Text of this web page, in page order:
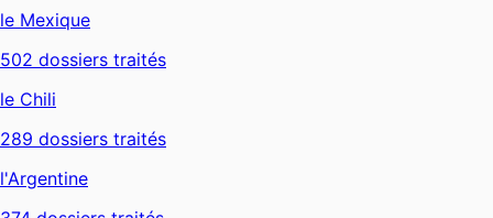
le Mexique
502 dossiers traités
le Chili
289 dossiers traités
l'Argentine